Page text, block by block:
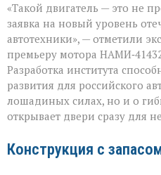
«Такой двигатель — это не
заявка на новый уровень
автотехники», — отметили
премьеру мотора
Разработка института
развития для российского
лошадиных силах, но и о
открывает двери сразу для
Конструкция с